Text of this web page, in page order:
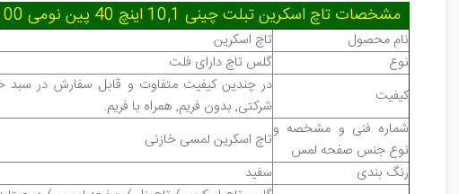
مشخصات تاچ اسکرین تبلت چینی 10,1 اینچ 40 پین نومی Nomi A10100
نام محصول
تاچ اسکرین
نوع
گلس تاچ دارای فلت
کیفیت
در چندین کیفیت متفاوت و قابل سفارش در سبد
شرکتی, بدون فریم, همراه با فریم.
شماره فنی و مشخصه و
نوع جنس صفحه لمس
تاچ اسکرین لمسی خازنی
رنگ بندی
سفید